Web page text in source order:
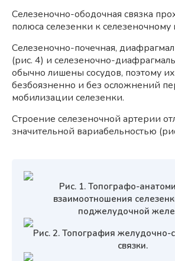
Селезеночно-ободочная связка
полюса селезенки к селезеночному
Селезеночно-почечная,
(рис. 4) и селезеночно-
обычно лишены сосудов, поэтому
безбоязненно и без осложнений
мобилизации селезенки.
Строение селезеночной артерии
значительной вариабельностью
Рис. 1. Топографо-
взаимоотношения
поджелудочной
Рис. 2. Топография желудочно-
связки.